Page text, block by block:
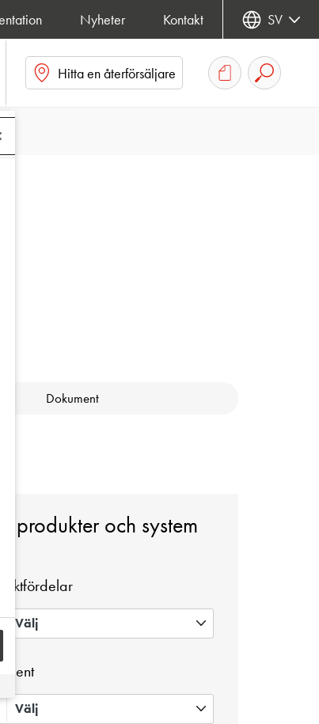
Hitta en återförsäljare
Nyheter Kontakt SV
Dokument
produkter och system
Välj
Välj